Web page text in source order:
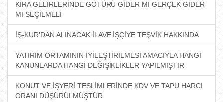
KİRA GELİRLERİNDE GÖTÜRÜ GİDER Mİ GERÇEK GİDER
Mİ SEÇİLMELİ
İŞ-KUR’DAN ALINACAK İLAVE İŞÇİYE TEŞVİK HAKKINDA
YATIRIM ORTAMININ İYİLEŞTİRİLMESİ AMACIYLA HANGİ
KANUNLARDA HANGİ DEĞİŞİKLİKLER YAPILMIŞTIR
KONUT VE İŞYERİ TESLİMLERİNDE KDV VE TAPU HARCI
ORANI DÜŞÜRÜLMÜŞTÜR